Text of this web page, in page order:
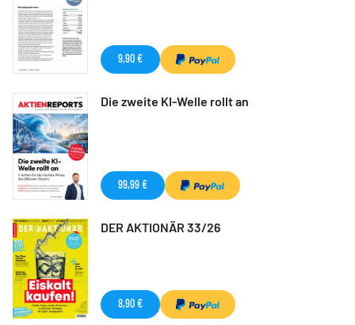
9,90 €
Die zweite KI-Welle rollt an
99,99 €
DER AKTIONÄR 33/26
8,90 €